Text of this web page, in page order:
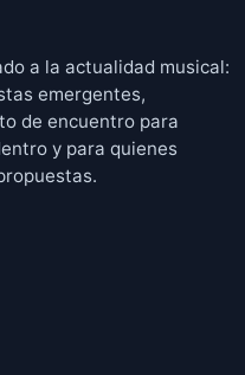
a la actualidad musical:
emergentes,
de encuentro para
y para quienes